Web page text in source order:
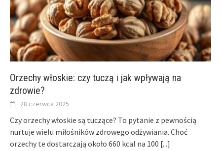
Orzechy włoskie: czy tuczą i jak wpływają na
zdrowie?
28 czerwca 2025
Czy orzechy włoskie są tuczące? To pytanie z pewnością
nurtuje wielu miłośników zdrowego odżywiania. Choć
orzechy te dostarczają około 660 kcal na 100 [...]